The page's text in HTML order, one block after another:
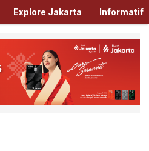
Ada Disini!
Explore Jakarta Informatif